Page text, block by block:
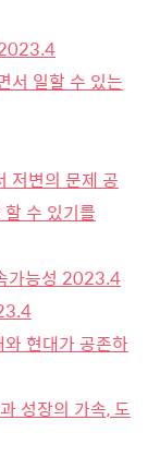
서 일할 수 있는
저변의 문제 공
수 있기를
가능성 2023.4
현대가 공존하
성장의 가속, 도